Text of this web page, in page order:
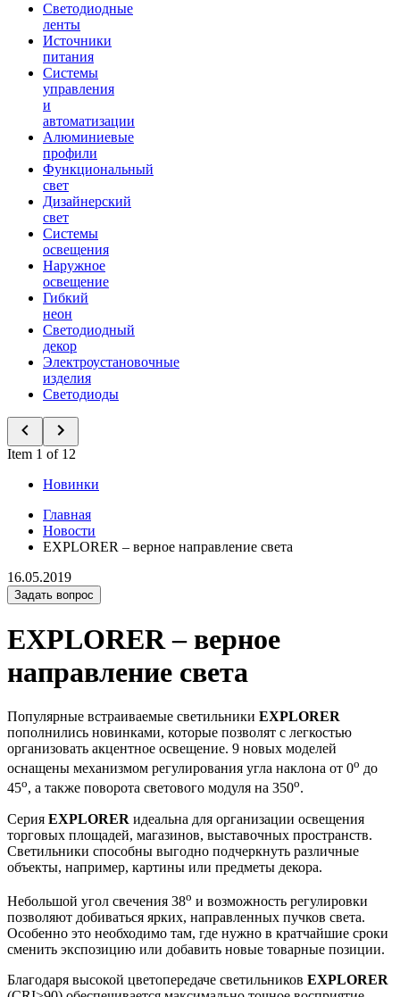
Светодиодные
ленты
Источники
питания
Системы
управления
и
автоматизации
Алюминиевые
профили
Функциональный
свет
Дизайнерский
свет
Системы
освещения
Наружное
освещение
Гибкий
неон
Светодиодный
декор
Электроустановочные
изделия
Светодиоды
Item 1 of 12
Новинки
Главная
Новости
EXPLORER – верное направление света
16.05.2019
Задать вопрос
EXPLORER – верное
направление света
Популярные встраиваемые светильники EXPLORER
пополнились новинками, которые позволят с легкостью
организовать акцентное освещение. 9 новых моделей
оснащены механизмом регулирования угла наклона от 0o до
45o, а также поворота светового модуля на 350o.
Серия EXPLORER идеальна для организации освещения
торговых площадей, магазинов, выставочных пространств.
Светильники способны выгодно подчеркнуть различные
объекты, например, картины или предметы декора.
Небольшой угол свечения 38o и возможность регулировки
позволяют добиваться ярких, направленных пучков света.
Особенно это необходимо там, где нужно в кратчайшие сроки
сменить экспозицию или добавить новые товарные позиции.
Благодаря высокой цветопередаче светильников EXPLORER